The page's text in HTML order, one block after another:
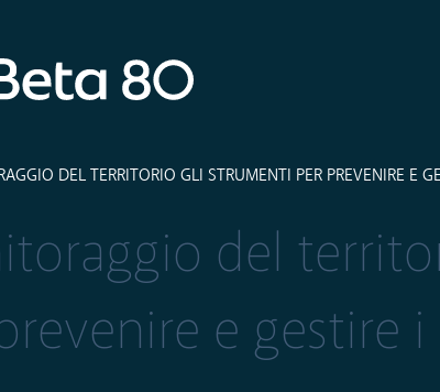
DEL TERRITORIO GLI STRUMENTI PER PREVENIRE E
del
e gestire